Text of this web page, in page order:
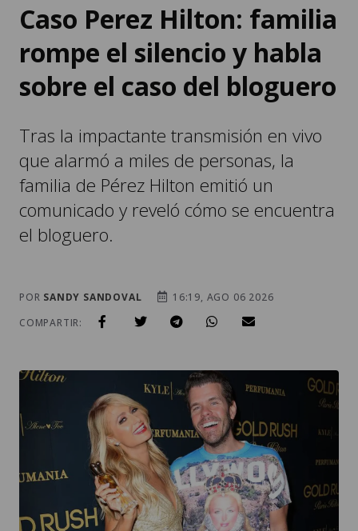
Caso Perez Hilton: familia
rompe el silencio y habla
sobre el caso del bloguero
Tras la impactante transmisión en vivo
que alarmó a miles de personas, la
familia de Pérez Hilton emitió un
comunicado y reveló cómo se encuentra
el bloguero.
POR SANDY SANDOVAL
16:19, AGO 06 2026
COMPARTIR: